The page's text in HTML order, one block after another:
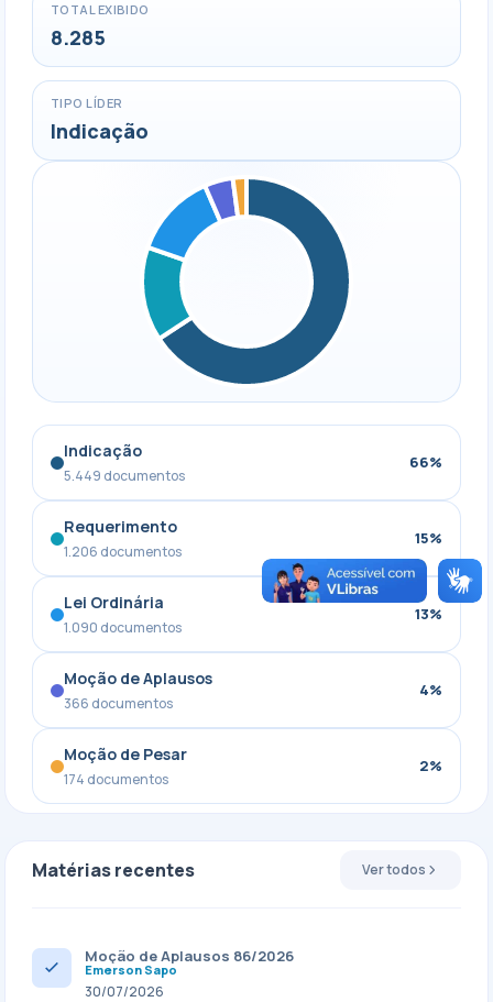
TOTAL EXIBIDO
8.285
TIPO LÍDER
Indicação
Indicação
5.449 documentos
66%
Requerimento
1.206 documentos
15%
Lei Ordinária
1.090 documentos
13%
Moção de Aplausos
366 documentos
4%
Moção de Pesar
174 documentos
2%
Matérias recentes Ver todos
Moção de Aplausos 86/2026
Emerson Sapo
30/07/2026